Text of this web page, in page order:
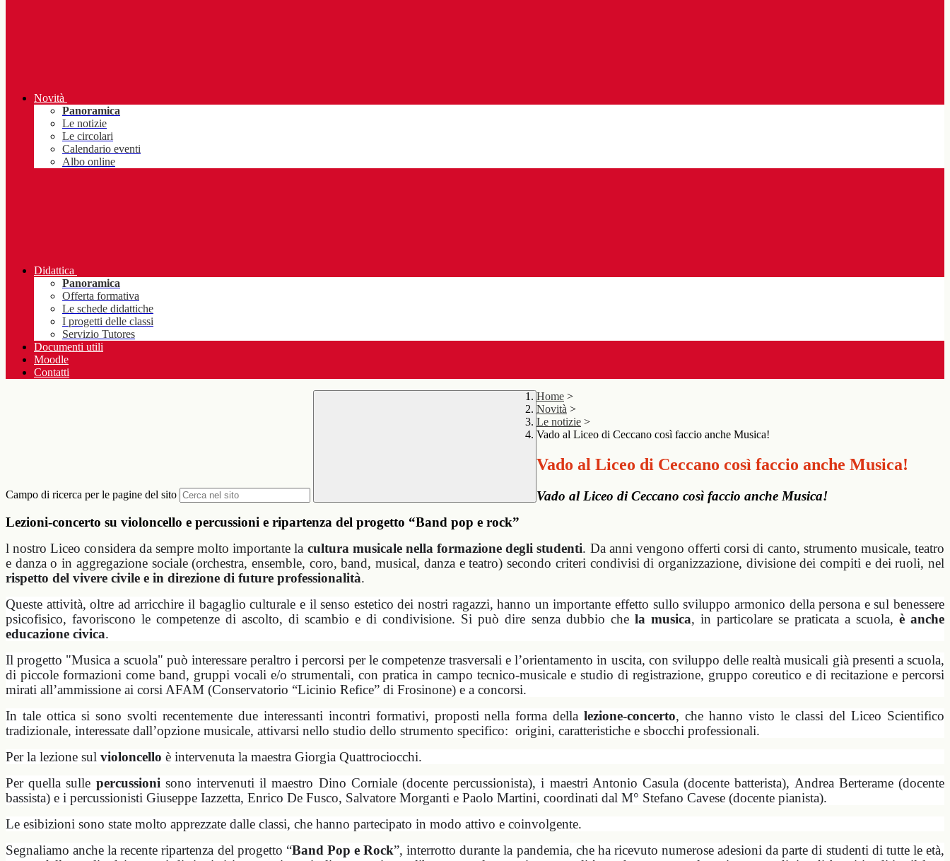
Novità
Panoramica
Le notizie
Le circolari
Calendario eventi
Albo online
Didattica
Panoramica
Offerta formativa
Le schede didattiche
I progetti delle classi
Servizio Tutores
Documenti utili
Moodle
Contatti
Campo di ricerca per le pagine del sito
Home >
Novità >
Le notizie >
Vado al Liceo di Ceccano così faccio anche Musica!
Vado al Liceo di Ceccano così faccio anche Musica!
Vado al Liceo di Ceccano così faccio anche Musica!
Lezioni-concerto su violoncello e percussioni e ripartenza del progetto “Band pop e rock”
l nostro Liceo considera da sempre molto importante la cultura musicale nella formazione degli studenti. Da anni vengono offerti corsi di canto, strumento musicale, teatro
e danza o in aggregazione sociale (orchestra, ensemble, coro, band, musical, danza e teatro) secondo criteri condivisi di organizzazione, divisione dei compiti e dei ruoli, nel
rispetto del vivere civile e in direzione di future professionalità.
Queste attività, oltre ad arricchire il bagaglio culturale e il senso estetico dei nostri ragazzi, hanno un importante effetto sullo sviluppo armonico della persona e sul benessere
psicofisico, favoriscono le competenze di ascolto, di scambio e di condivisione. Si può dire senza dubbio che la musica, in particolare se praticata a scuola, è anche
educazione civica.
Il progetto "Musica a scuola" può interessare peraltro i percorsi per le competenze trasversali e l’orientamento in uscita, con sviluppo delle realtà musicali già presenti a scuola,
di piccole formazioni come band, gruppi vocali e/o strumentali, con pratica in campo tecnico-musicale e studio di registrazione, gruppo coreutico e di recitazione e percorsi
mirati all’ammissione ai corsi AFAM (Conservatorio “Licinio Refice” di Frosinone) e a concorsi.
In tale ottica si sono svolti recentemente due interessanti incontri formativi, proposti nella forma dellalezione-concerto, che hanno visto le classi del Liceo Scientifico
tradizionale, interessate dall’opzione musicale, attivarsi nello studio dello strumento specifico: origini, caratteristiche e sbocchi professionali.
Per la lezione sul violoncello è intervenuta la maestra Giorgia Quattrociocchi.
Per quella sulle percussioni sono intervenuti il maestro Dino Corniale (docente percussionista), i maestri Antonio Casula (docente batterista), Andrea Berterame (docente
bassista) e i percussionisti Giuseppe Iazzetta, Enrico De Fusco, Salvatore Morganti e Paolo Martini, coordinati dal M° Stefano Cavese (docente pianista).
Le esibizioni sono state molto apprezzate dalle classi, che hanno partecipato in modo attivo e coinvolgente.
Segnaliamo anche la recente ripartenza del progetto “Band Pop e Rock”, interrotto durante la pandemia, che ha ricevuto numerose adesioni da parte di studenti di tutte le età,